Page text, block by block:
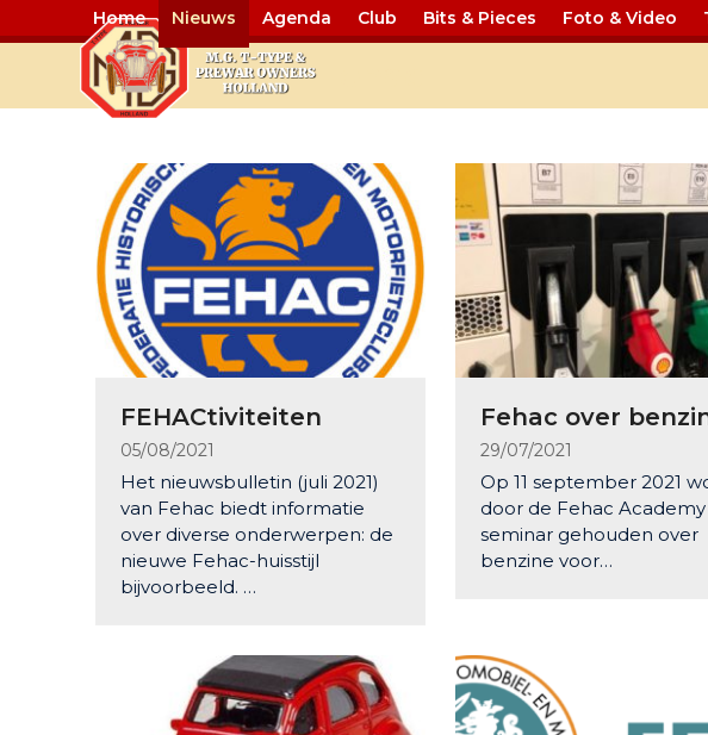
Home Nieuws Agenda Club Bits & Pieces Foto & Video
FEHACtiviteiten
05/08/2021
Het nieuwsbulletin (juli 2021)
van Fehac biedt informatie
over diverse onderwerpen: de
nieuwe Fehac-huisstijl
bijvoorbeeld. …
Fehac over
29/07/2021
Op 11 september 2021
door de Fehac
seminar gehouden over
benzine voor…